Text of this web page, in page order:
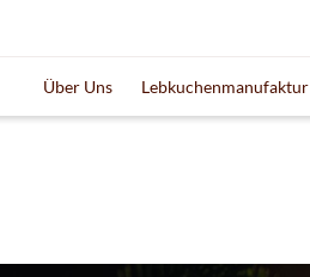
Über Uns Lebkuchenmanufaktur